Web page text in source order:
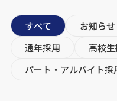
すべて お知らせ
通年採用
高校
パート・アルバイト採